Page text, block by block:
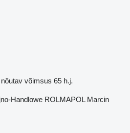
võimsus 65 h.j.
Handlowe ROLMAPOL Marcin